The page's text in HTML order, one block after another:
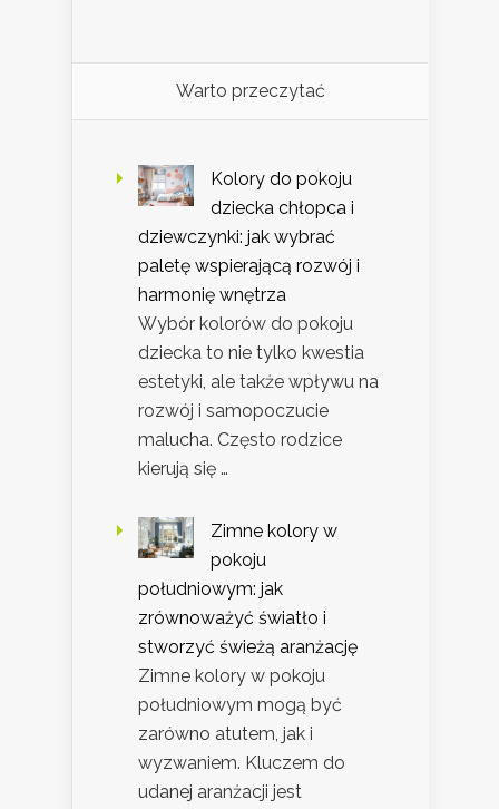
Warto przeczytać
Kolory do pokoju
dziecka chłopca i
dziewczynki: jak wybrać
paletę wspierającą rozwój i
harmonię wnętrza
Wybór kolorów do pokoju
dziecka to nie tylko kwestia
estetyki, ale także wpływu na
rozwój i samopoczucie
malucha. Często rodzice
kierują się …
Zimne kolory w
pokoju
południowym: jak
zrównoważyć światło i
stworzyć świeżą aranżację
Zimne kolory w pokoju
południowym mogą być
zarówno atutem, jak i
wyzwaniem. Kluczem do
udanej aranżacji jest